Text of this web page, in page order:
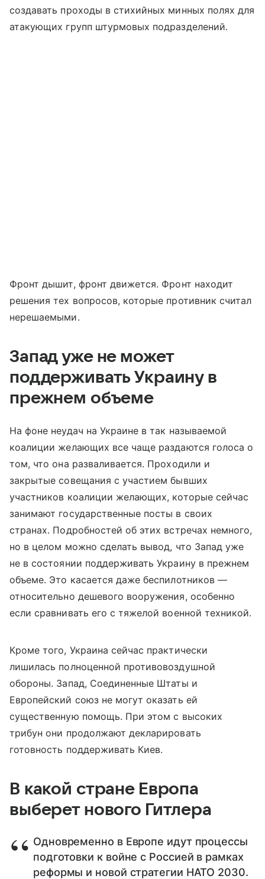
создавать проходы в стихийных минных полях для
атакующих групп штурмовых подразделений.
Фронт дышит, фронт движется. Фронт находит
решения тех вопросов, которые противник считал
нерешаемыми.
Запад уже не может
поддерживать Украину в
прежнем объеме
На фоне неудач на Украине в так называемой
коалиции желающих все чаще раздаются голоса о
том, что она разваливается. Проходили и
закрытые совещания с участием бывших
участников коалиции желающих, которые сейчас
занимают государственные посты в своих
странах. Подробностей об этих встречах немного,
но в целом можно сделать вывод, что Запад уже
не в состоянии поддерживать Украину в прежнем
объеме. Это касается даже беспилотников —
относительно дешевого вооружения, особенно
если сравнивать его с тяжелой военной техникой.
Кроме того, Украина сейчас практически
лишилась полноценной противовоздушной
обороны. Запад, Соединенные Штаты и
Европейский союз не могут оказать ей
существенную помощь. При этом с высоких
трибун они продолжают декларировать
готовность поддерживать Киев.
В какой стране Европа
выберет нового Гитлера
Одновременно в Европе идут процессы
подготовки к войне с Россией в рамках
реформы и новой стратегии НАТО 2030.